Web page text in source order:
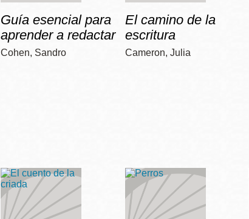
Guía esencial para
aprender a redactar
Cohen, Sandro
El camino de la
escritura
Cameron, Julia